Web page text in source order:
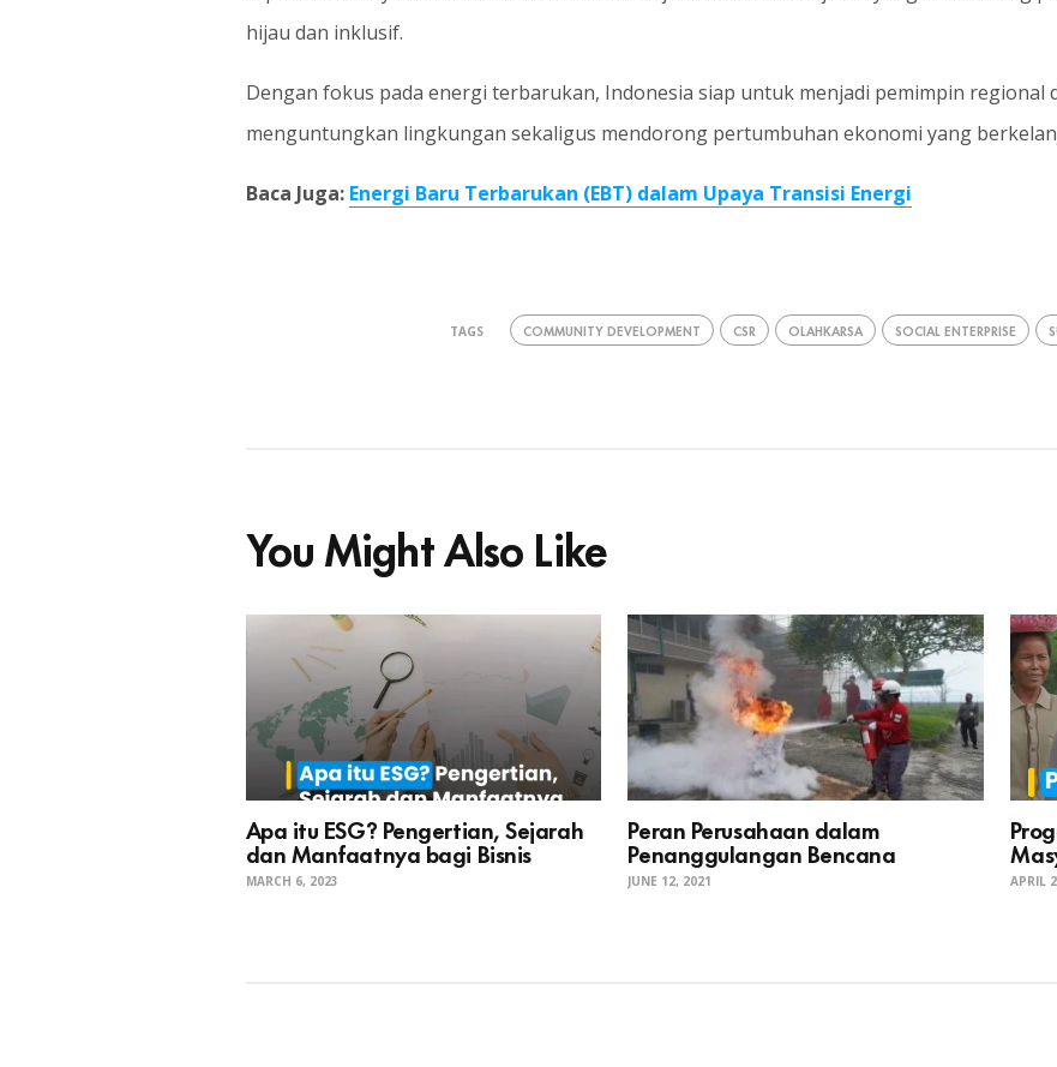
hijau dan inklusif.
Dengan fokus pada energi terbarukan, Indonesia siap untuk menjadi pemimpin regional
menguntungkan lingkungan sekaligus mendorong pertumbuhan ekonomi yang
Baca Juga: Energi Baru Terbarukan (EBT) dalam Upaya Transisi Energi
TAGS COMMUNITY DEVELOPMENT CSR OLAHKARSA SOCIAL ENTERPRISE
You Might Also Like
Apa itu ESG? Pengertian, Sejarah
dan Manfaatnya bagi Bisnis
MARCH 6, 2023
Peran Perusahaan dalam
Penanggulangan Bencana
JUNE 12, 2021 APRIL